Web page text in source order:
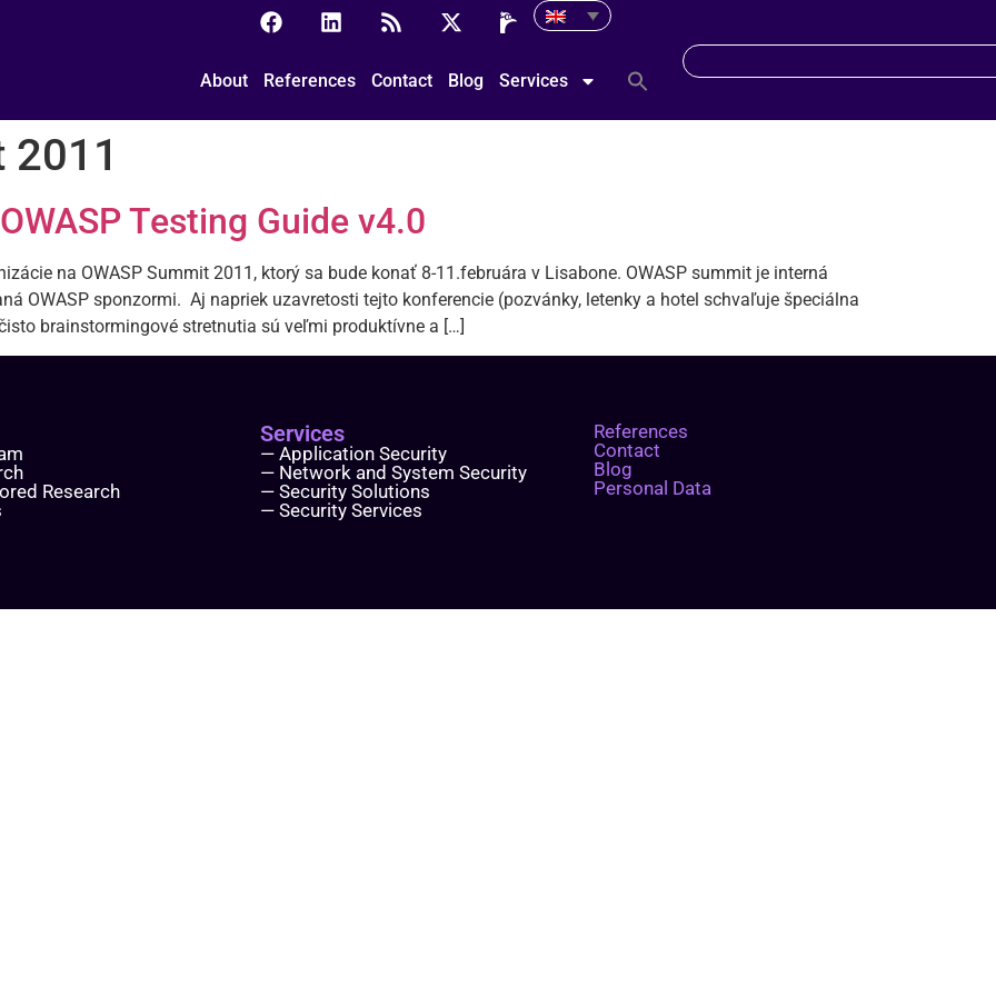
About References Contact Blog Services
Testing Guide v4.0
na OWASP Summit 2011, ktorý sa bude konať 8-11.februára v Lisabone. OWASP summit je interná
OWASP sponzormi. Aj napriek uzavretosti tejto konferencie (pozvánky, letenky a hotel schvaľuje špeciálna
brainstormingové stretnutia sú veľmi produktívne a […]
Research
Services
— Application Security
— Network and System Security
— Security Solutions
— Security Services
References
Contact
Blog
Personal Data